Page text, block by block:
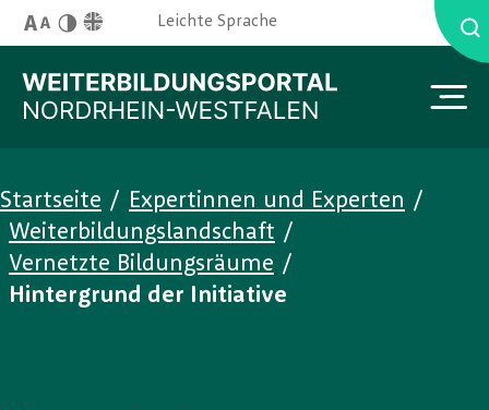
Skip to main content
Schriftgröße
Kontrast
English SiteLeichte Sprache
You are here:
Startseite / Expertinnen und Experten /
Weiterbildungslandschaft /
Vernetzte Bildungsräume /
Hintergrund der Initiative